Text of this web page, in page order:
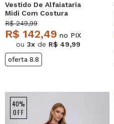
Vestido De Alfaiataria
Midi Com Costura
Contrastantes Preto
Salvatore
R$ 249,99
R$ 142,49 no PIX
ou 3x de R$ 49,99
oferta 8.8
40%
OFF